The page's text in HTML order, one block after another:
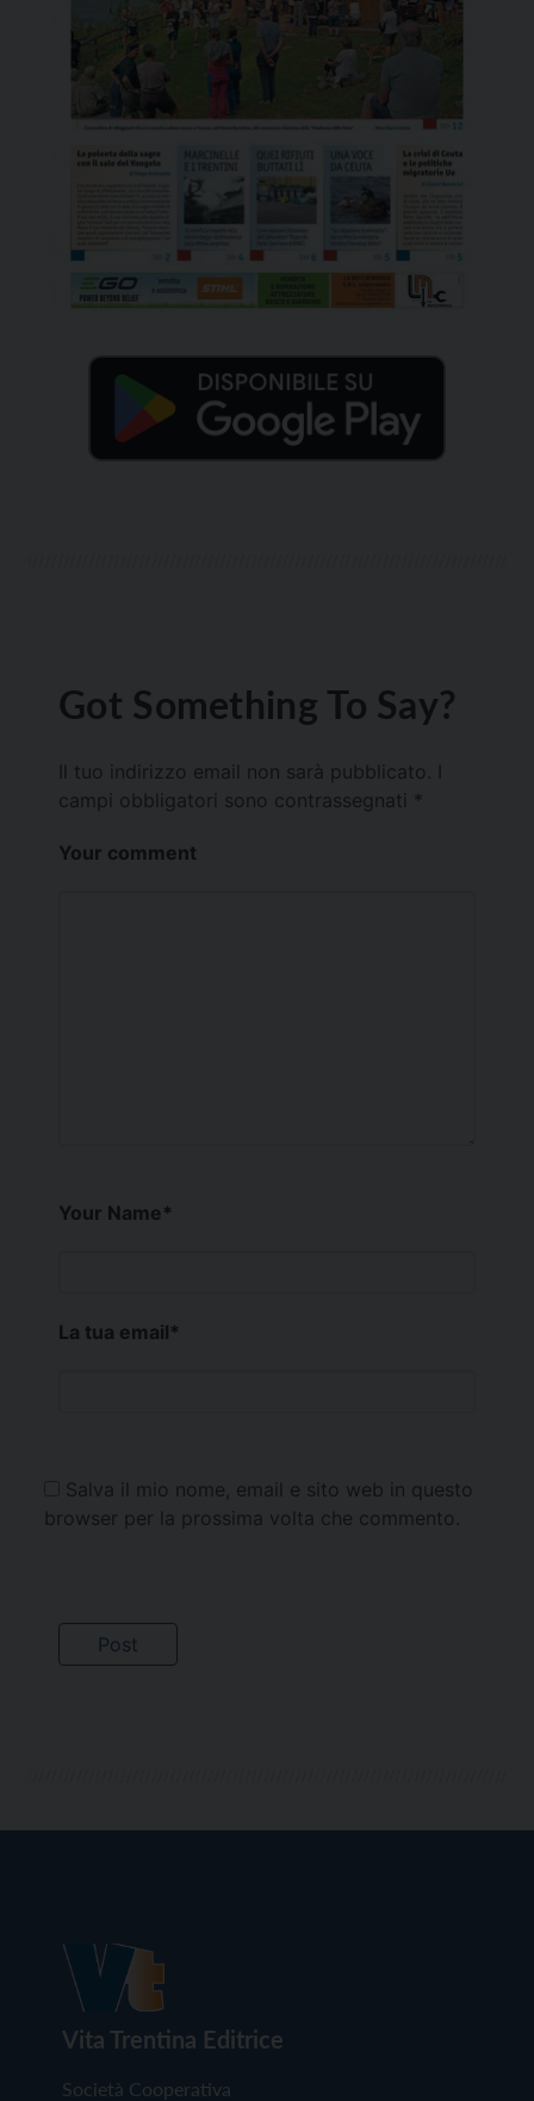
Got Something To Say?
Il tuo indirizzo email non sarà pubblicato.
campi obbligatori sono contrassegnati *
Your comment
Your Name*
La tua email*
Salva il mio nome, email e sito web in questo
browser per la prossima volta che commento.
Vita Trentina Editrice
Società Cooperativa